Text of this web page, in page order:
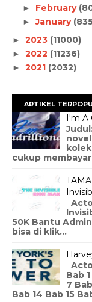
► February
►January
► 2023 (11000)
► 2022 (11236)
► 2021 (2032)
ARTIKEL
I'm A
cukup
50K Bantu
bisa di klik...
Bab
7
Bab 14 Bab 15